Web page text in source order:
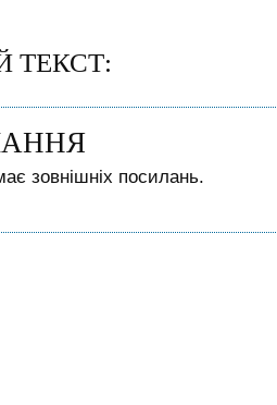
ТЕКСТ:
зовнішніх посилань.